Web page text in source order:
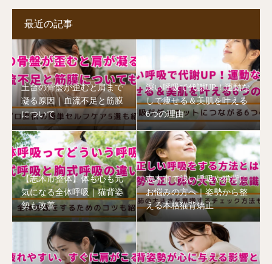
最近の記事
土台の骨盤が歪むと肩まで
凝る原因｜血流不足と筋膜
について
深い呼吸で代謝UP！運動な
しで痩せる＆美肌を叶える
6つの理由
【志木市整体】体も心も元
気になる全体呼吸｜猫背姿
勢も改善
志木市で浅い呼吸や猫背に
お悩みの方へ｜姿勢から整
える本格猫背矯正